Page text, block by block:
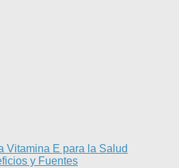
Vitamina E para la Salud
y Fuentes